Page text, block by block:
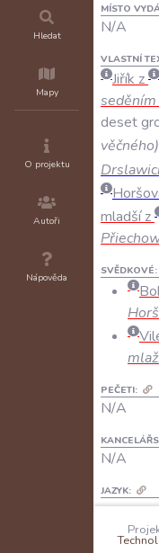
Hledat
Mapy
O projektu
Autoři
Nápověda
MÍSTO
N/A
VLASTNÍ
Jiřík z
seděním
deset
věčného)
mladší z
SVĚDKOVÉ:
PEČETI:
N/A
N/A
JAZYK:
čeština
FORMA